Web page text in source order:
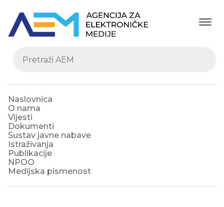
Naslovnica
O nama
Vijesti
Dokumenti
Sustav javne nabave
Istraživanja
Publikacije
NPOO
Medijska pismenost